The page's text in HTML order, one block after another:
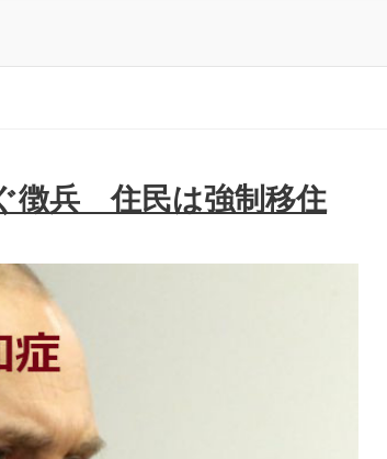
徴兵 住民は強制移住